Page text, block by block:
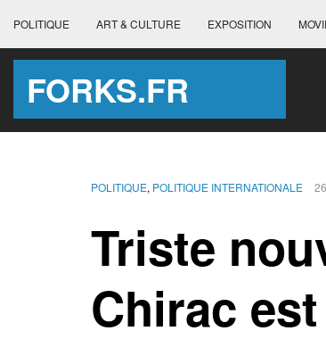
POLITIQUE ART & CULTURE EXPOSITION
FORKS.FR
POLITIQUE, POLITIQUE INTERNATIONALE
Triste
Chirac